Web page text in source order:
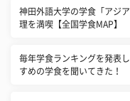
神田外語大学の学食「アジ
理を満喫【全国学食MAP】
毎年学食ランキングを発表
すめの学食を聞いてきた！